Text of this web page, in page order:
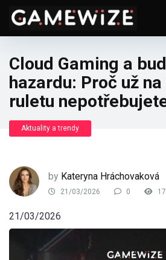
Cloud Gaming a
hazardu: Proč už
ruletu
Aktuality a trendy
by Kateryna Hráchovaková
21/03/2026 0
21/03/2026